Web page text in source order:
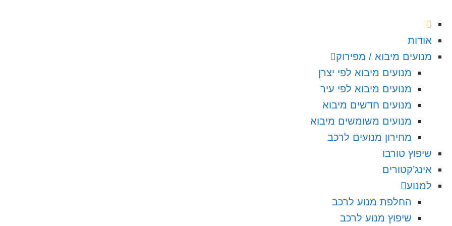
אודות
מנועים מיבוא / מפירוק
מנועים מיבוא לפי יצרן
מנועים מיבוא לפי עיר
מנועים חדשים מיבוא
מנועים משומשים מיבוא
מחירון מנועים לרכב
שיפוץ טורבו
אינג’קטורים
למנוע
החלפת מנוע לרכב
שיפוץ מנוע לרכב